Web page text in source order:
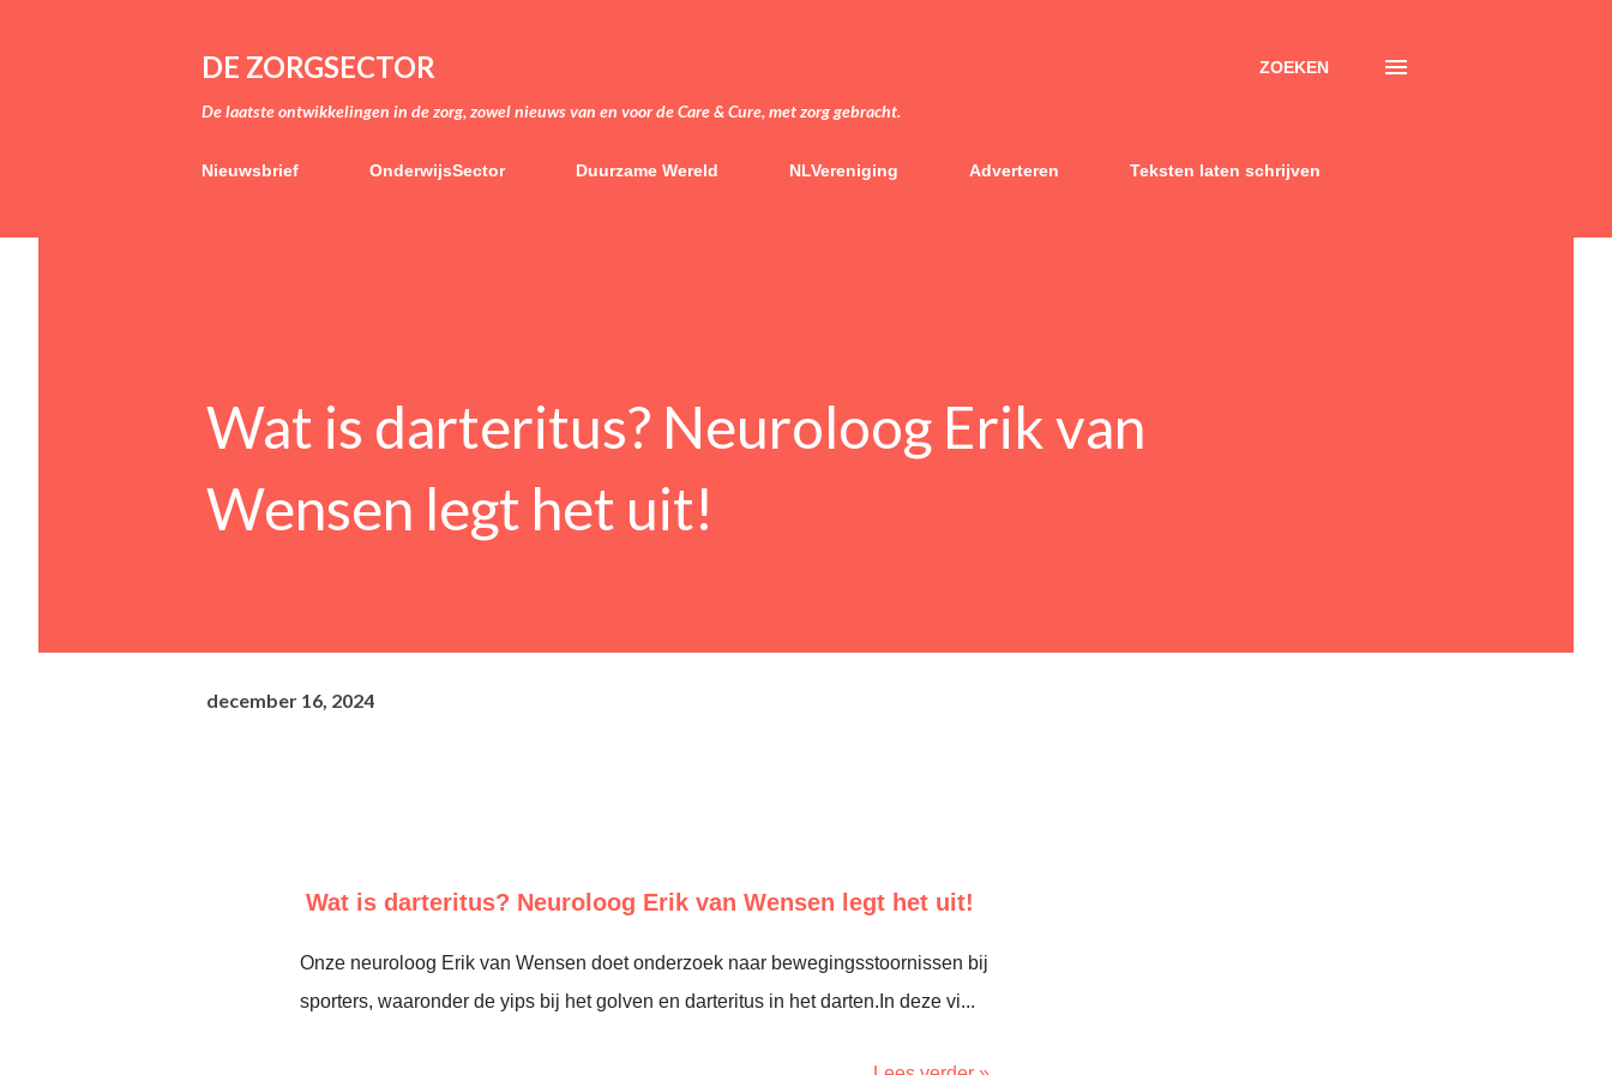
DE ZORGSECTOR
De laatste ontwikkelingen in de zorg, zowel nieuws van en voor de Care & Cure, met zorg gebracht.
ZOEKEN
Nieuwsbrief OnderwijsSector Duurzame Wereld NLVereniging Adverteren Teksten laten schrijven
Wat is darteritus? Neuroloog Erik van
Wensen legt het uit!
december 16, 2024
Wat is darteritus? Neuroloog Erik van Wensen legt het uit!
Onze neuroloog Erik van Wensen doet onderzoek naar bewegingsstoornissen bij
sporters, waaronder de yips bij het golven en darteritus in het darten.In deze vi...